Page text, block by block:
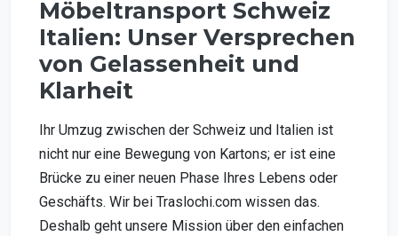
Möbeltransport Schweiz
Italien: Unser Versprechen
von Gelassenheit und
Klarheit
Ihr Umzug zwischen der Schweiz und Italien ist
nicht nur eine Bewegung von Kartons; er ist eine
Brücke zu einer neuen Phase Ihres Lebens oder
Geschäfts. Wir bei Traslochi.com wissen das.
Deshalb geht unsere Mission über den einfachen